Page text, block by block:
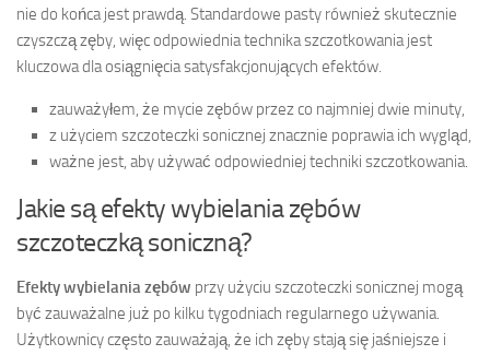
nie do końca jest prawdą. Standardowe pasty również skutecznie
czyszczą zęby, więc odpowiednia technika szczotkowania jest
kluczowa dla osiągnięcia satysfakcjonujących efektów.
zauważyłem, że mycie zębów przez co najmniej dwie minuty,
z użyciem szczoteczki sonicznej znacznie poprawia ich wygląd,
ważne jest, aby używać odpowiedniej techniki szczotkowania.
Jakie są efekty wybielania zębów
szczoteczką soniczną?
Efekty wybielania zębów przy użyciu szczoteczki sonicznej mogą
być zauważalne już po kilku tygodniach regularnego używania.
Użytkownicy często zauważają, że ich zęby stają się jaśniejsze i